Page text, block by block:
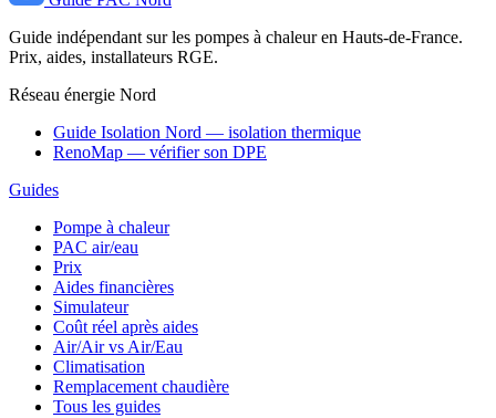
Guide indépendant sur les pompes à chaleur en Hauts-de-France.
Prix, aides, installateurs RGE.
Réseau énergie Nord
Guide Isolation Nord — isolation thermique
RenoMap — vérifier son DPE
Guides
Pompe à chaleur
PAC air/eau
Prix
Aides financières
Simulateur
Coût réel après aides
Air/Air vs Air/Eau
Climatisation
Remplacement chaudière
Tous les guides